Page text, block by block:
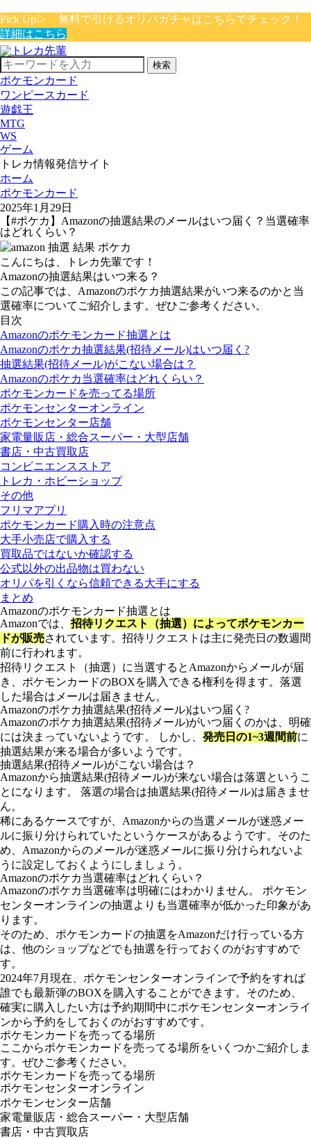
Pick Up▷ 無料で引けるオリパガチャはこちらでチェック
詳細はこちら
検索
ポケモンカード
ワンピースカード
遊戯王
MTG
WS
ゲーム
トレカ情報発信サイト
ホーム
ポケモンカード
2025年1月29日
【#ポケカ】Amazonの抽選結果のメールはいつ届く？当選確率
はどれくらい？
こんにちは、トレカ先輩です！
Amazonの抽選結果はいつ来る？
この記事では、Amazonのポケカ抽選結果がいつ来るのかと当
選確率についてご紹介します。ぜひご参考ください。
目次
Amazonのポケモンカード抽選とは
Amazonのポケカ抽選結果(招待メール)はいつ届く?
抽選結果(招待メール)がこない場合は？
Amazonのポケカ当選確率はどれくらい？
ポケモンカードを売ってる場所
ポケモンセンターオンライン
ポケモンセンター店舗
家電量販店・総合スーパー・大型店舗
書店・中古買取店
コンビニエンスストア
トレカ・ホビーショップ
その他
フリマアプリ
ポケモンカード購入時の注意点
大手小売店で購入する
買取品ではないか確認する
公式以外の出品物は買わない
オリパを引くなら信頼できる大手にする
まとめ
Amazonのポケモンカード抽選とは
Amazonでは、 招待リクエスト（抽選）によってポケモンカー
ドが販売されています。招待リクエストは主に発売日の数週間
前に行われます。
招待リクエスト（抽選）に当選するとAmazonからメールが届
き、ポケモンカードのBOXを購入できる権利を得ます。落選
した場合はメールは届きません。
Amazonのポケカ抽選結果(招待メール)はいつ届く?
Amazonのポケカ抽選結果(招待メール)がいつ届くのかは、明確
には決まっていないようです。 しかし、 発売日の1~3週間前に
抽選結果が来る場合が多いようです。
抽選結果(招待メール)がこない場合は？
Amazonから抽選結果(招待メール)が来ない場合は落選というこ
とになります。 落選の場合は抽選結果(招待メール)は届きませ
ん。
稀にあるケースですが、Amazonからの当選メールが迷惑メー
ルに振り分けられていたというケースがあるようです。そのた
め、Amazonからのメールが迷惑メールに振り分けられないよ
うに設定しておくようにしましょう。
Amazonのポケカ当選確率はどれくらい？
Amazonのポケカ当選確率は明確にはわかりません。 ポケモン
センターオンラインの抽選よりも当選確率が低かった印象があ
ります。
そのため、ポケモンカードの抽選をAmazonだけ行っている方
は、他のショップなどでも抽選を行っておくのがおすすめで
す。
2024年7月現在、ポケモンセンターオンラインで予約をすれば
誰でも最新弾のBOXを購入することができます。そのため、
確実に購入したい方は予約期間中にポケモンセンターオンライ
ンから予約をしておくのがおすすめです。
ポケモンカードを売ってる場所
ここからポケモンカードを売ってる場所をいくつかご紹介しま
す。ぜひご参考ください。
ポケモンカードを売ってる場所
ポケモンセンターオンライン
ポケモンセンター店舗
家電量販店・総合スーパー・大型店舗
書店・中古買取店